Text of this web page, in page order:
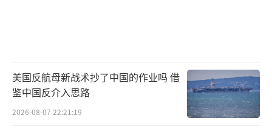
美国反航母新战术抄了中国的作业吗 借
鉴中国反介入思路
2026-08-07 22:21:19